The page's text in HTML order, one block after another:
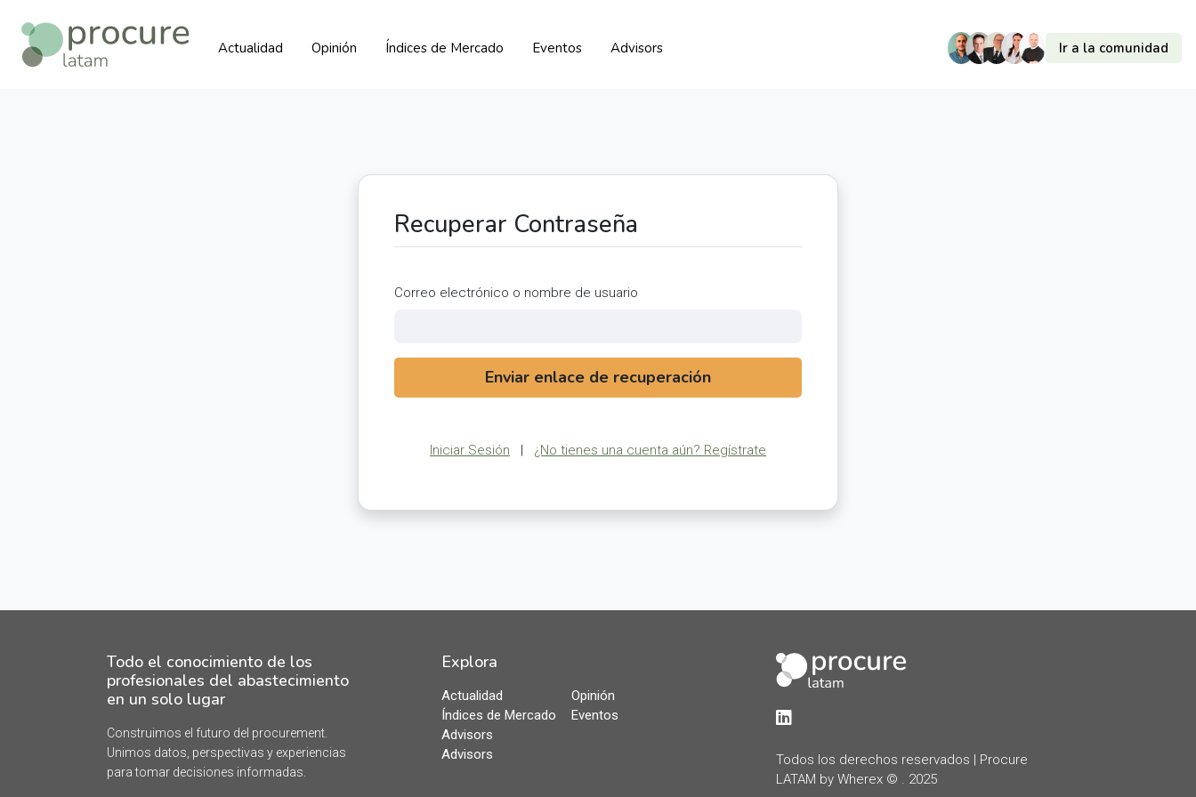
Actualidad Opinión Índices de Mercado Eventos Advisors Ir a la comunidad
Recuperar Contraseña
Correo electrónico o nombre de usuario
Enviar enlace de recuperación
Iniciar Sesión | ¿No tienes una cuenta aún? Regístrate
Todo el conocimiento de los
profesionales del abastecimiento
en un solo lugar
Construimos el futuro del procurement.
Unimos datos, perspectivas y experiencias
para tomar decisiones informadas.
Explora
Actualidad
Opinión
Índices de Mercado
Eventos
Advisors
Advisors
LinkedIn
Todos los derechos reservados | Procure
LATAM by Wherex © . 2025